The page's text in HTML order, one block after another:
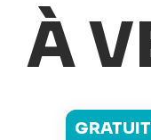
À
GRATUIT